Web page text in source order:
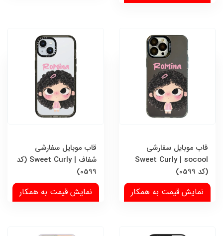
قاب موبایل سفارشی
Sweet Curly | socool
(کد 0599)
نمایش قیمت به همکار
قاب موبایل سفارشی
شفاف | Sweet Curly (کد
0599)
نمایش قیمت به همکار